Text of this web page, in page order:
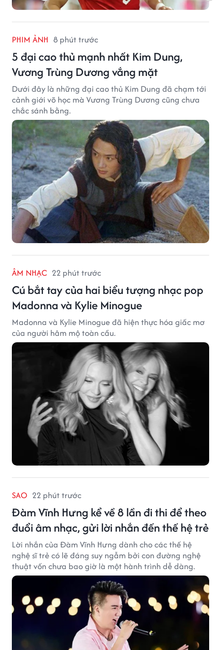
PHIM ẢNH 8 phút trước
5 đại cao thủ mạnh nhất Kim Dung,
Vương Trùng Dương vắng mặt
Dưới đây là những đại cao thủ Kim Dung đã chạm tới
cảnh giới võ học mà Vương Trùng Dương cũng chưa
chắc sánh bằng.
ÂM NHẠC 22 phút trước
Cú bắt tay của hai biểu tượng nhạc pop
Madonna và Kylie Minogue
Madonna và Kylie Minogue đã hiện thực hóa giấc mơ
của người hâm mộ toàn cầu.
SAO 22 phút trước
Đàm Vĩnh Hưng kể về 8 lần đi thi để theo
đuổi âm nhạc, gửi lời nhắn đến thế hệ trẻ
Lời nhắn của Đàm Vĩnh Hưng dành cho các thế hệ
nghệ sĩ trẻ có lẽ đáng suy ngẫm bởi con đường nghệ
thuật vốn chưa bao giờ là một hành trình dễ dàng.